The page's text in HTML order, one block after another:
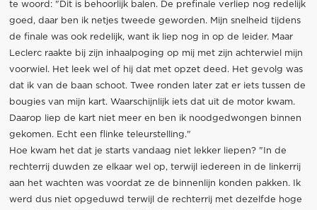
te woord: "Dit is behoorlijk balen. De prefinale verliep nog redelijk
goed, daar ben ik netjes tweede geworden. Mijn snelheid tijdens
de finale was ook redelijk, want ik liep nog in op de leider. Maar
Leclerc raakte bij zijn inhaalpoging op mij met zijn achterwiel mijn
voorwiel. Het leek wel of hij dat met opzet deed. Het gevolg was
dat ik van de baan schoot. Twee ronden later zat er iets tussen de
bougies van mijn kart. Waarschijnlijk iets dat uit de motor kwam.
Daarop liep de kart niet meer en ben ik noodgedwongen binnen
gekomen. Echt een flinke teleurstelling."
Hoe kwam het dat je starts vandaag niet lekker liepen? "In de
rechterrij duwden ze elkaar wel op, terwijl iedereen in de linkerrij
aan het wachten was voordat ze de binnenlijn konden pakken. Ik
werd dus niet opgeduwd terwijl de rechterrij met dezelfde hoge